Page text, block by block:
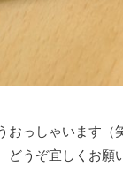
おっしゃいます（
どうぞ宜しくお願